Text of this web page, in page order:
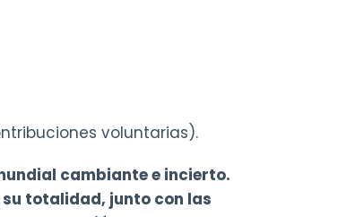
voluntarias).
cambiante e incierto.
totalidad, junto con las